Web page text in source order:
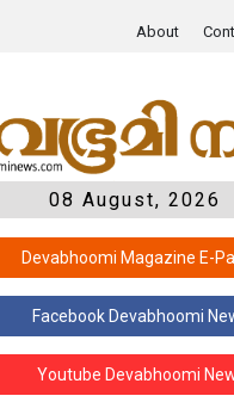
About
08 August, 2026
Devabhoomi Magazine E-
Facebook Devabhoomi
Youtube Devabhoomi